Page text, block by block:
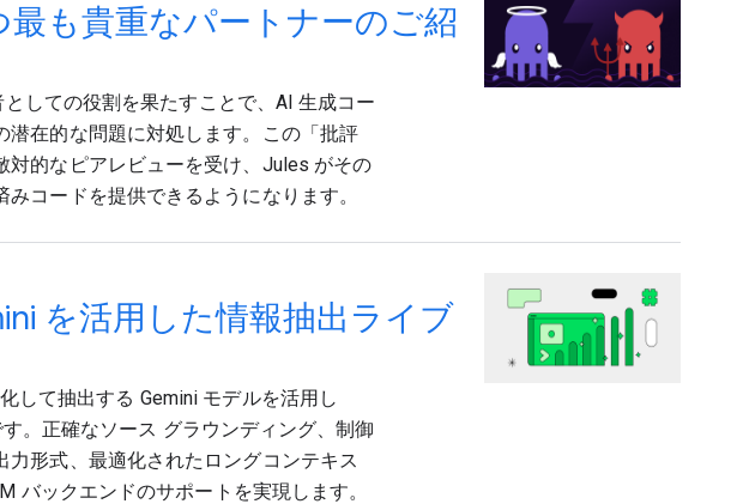
も貴重なパートナーのご紹
しての役割を果たすことで、AI 生成コー
潜在的な問題に対処します。この「批評
的なピアレビューを受け、Jules がその
コードを提供できるようになります。
を活用した情報抽出ライブ
して抽出する Gemini モデルを活用し
。正確なソース グラウンディング、制御
形式、最適化されたロングコンテキス
バックエンドのサポートを実現します。